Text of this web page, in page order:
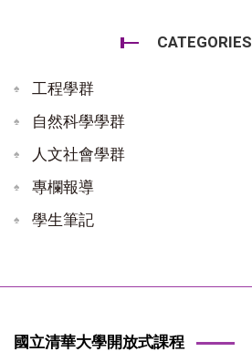
CATEGORIES
工程學群
自然科學學群
人文社會學群
專欄報導
學生筆記
國立清華大學開放式課程